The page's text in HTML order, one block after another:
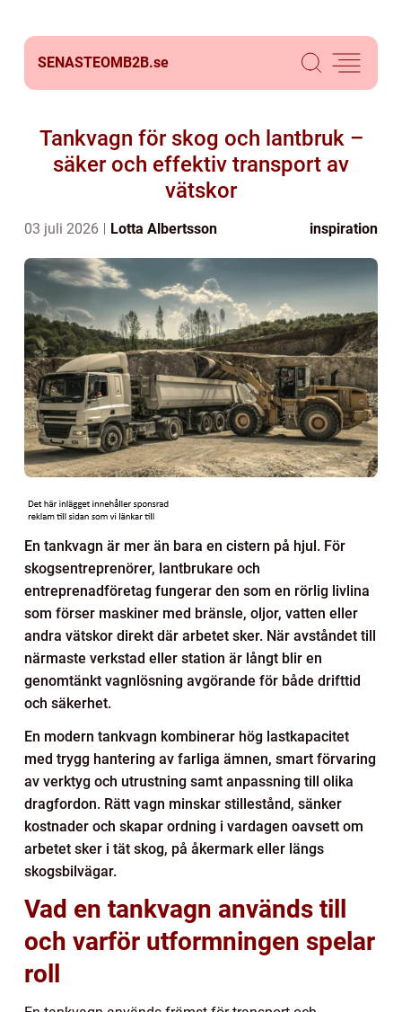
SENASTEOMB2B.se
Tankvagn för skog och lantbruk –
säker och effektiv transport av
vätskor
03 juli 2026 Lotta Albertsson inspiration
En tankvagn är mer än bara en cistern på hjul. För
skogsentreprenörer, lantbrukare och
entreprenadföretag fungerar den som en rörlig livlina
som förser maskiner med bränsle, oljor, vatten eller
andra vätskor direkt där arbetet sker. När avståndet till
närmaste verkstad eller station är långt blir en
genomtänkt vagnlösning avgörande för både drifttid
och säkerhet.
En modern tankvagn kombinerar hög lastkapacitet
med trygg hantering av farliga ämnen, smart förvaring
av verktyg och utrustning samt anpassning till olika
dragfordon. Rätt vagn minskar stillestånd, sänker
kostnader och skapar ordning i vardagen oavsett om
arbetet sker i tät skog, på åkermark eller längs
skogsbilvägar.
Vad en tankvagn används till
och varför utformningen spelar
roll